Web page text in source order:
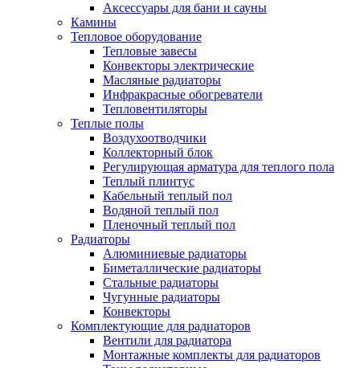
Аксессуары для бани и сауны
Камины
Тепловое оборудование
Тепловые завесы
Конвекторы электрические
Масляные радиаторы
Инфракрасные обогреватели
Тепловентиляторы
Теплые полы
Воздухоотводчики
Коллекторный блок
Регулирующая арматура для теплого пола
Теплый плинтус
Кабельный теплый пол
Водяной теплый пол
Пленочный теплый пол
Радиаторы
Алюминиевые радиаторы
Биметаллические радиаторы
Стальные радиаторы
Чугунные радиаторы
Конвекторы
Комплектующие для радиаторов
Вентили для радиатора
Монтажные комплекты для радиаторов